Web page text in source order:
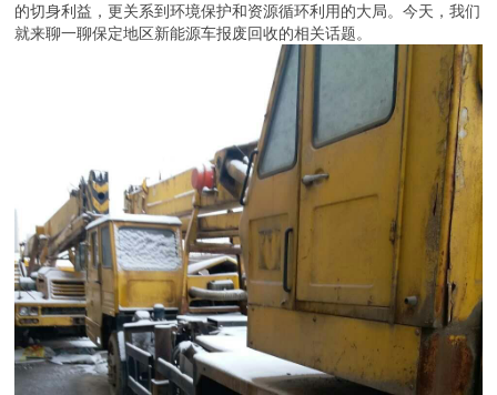
的切身利益，更关系到环境保护和资源循环利用的大局。今天，我们
就来聊一聊保定地区新能源车报废回收的相关话题。